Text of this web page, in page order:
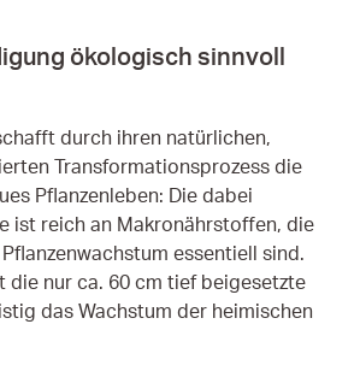
ökologisch sinnvoll
durch ihren natürlichen,
Transformationsprozess die
Pflanzenleben: Die dabei
ist reich an Makronährstoffen, die
essentiell sind.
die nur ca. 60 cm tief beigesetzte
das Wachstum der heimischen